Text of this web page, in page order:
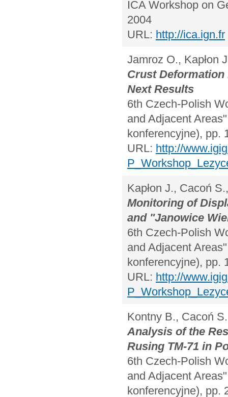
ICA Workshop on
2004
URL: http://ica.ign.fr
Jamroz O., Kapłon
Crust
Next Results
6th Czech-Polish
and Adjacent
konferencyjne), pp.
URL: http://
Kapłon J., Cacoń
Monitoring of
and "Janowice
6th Czech-Polish
and Adjacent
konferencyjne), pp.
URL: http://
Kontny B., Cacoń
Analysis of the
Rusing TM-71 in
6th Czech-Polish
and Adjacent
konferencyjne), pp.